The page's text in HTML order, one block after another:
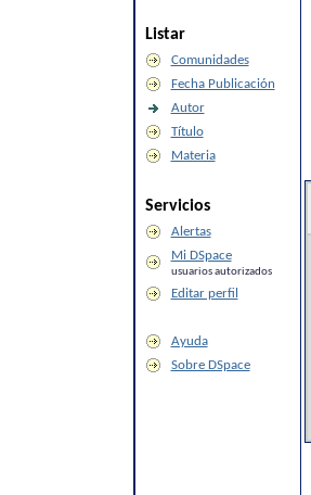
Listar
Comunidades
Fecha Publicación
Autor
Título
Materia
Servicios
Alertas
Mi DSpace
usuarios autorizados
Editar perfil
Ayuda
Sobre DSpace